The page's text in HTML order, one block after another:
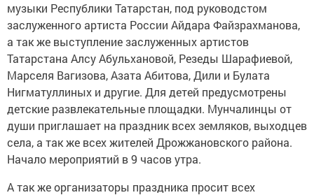
музыки Республики Татарстан, под руководстом
заслуженного артиста России Айдара Файзрахманова,
а так же выступление заслуженных артистов
Татарстана Алсу Абульхановой, Резеды Шарафиевой,
Марселя Вагизова, Азата Абитова, Дили и Булата
Нигматуллиных и другие. Для детей предусмотрены
детские развлекательные площадки. Мунчалинцы от
души приглашает на праздник всех земляков, выходцев
села, а так же всех жителей Дрожжановского района.
Начало мероприятий в 9 часов утра.
А так же организаторы праздника просит всех